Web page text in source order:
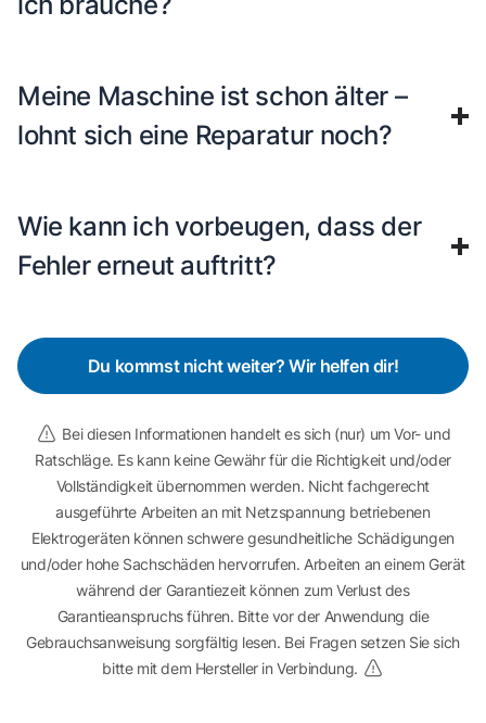
Meine Maschine ist schon älter –
lohnt sich eine Reparatur noch?
Wie kann ich vorbeugen, dass der
Fehler erneut auftritt?
Du kommst nicht weiter? Wir helfen dir!
Bei diesen Informationen handelt es sich (nur) um Vor- und
Ratschläge. Es kann keine Gewähr für die Richtigkeit und/oder
Vollständigkeit übernommen werden. Nicht fachgerecht
ausgeführte Arbeiten an mit Netzspannung betriebenen
Elektrogeräten können schwere gesundheitliche Schädigungen
und/oder hohe Sachschäden hervorrufen. Arbeiten an einem Gerät
während der Garantiezeit können zum Verlust des
Garantieanspruchs führen. Bitte vor der Anwendung die
Gebrauchsanweisung sorgfältig lesen. Bei Fragen setzen Sie sich
bitte mit dem Hersteller in Verbindung.